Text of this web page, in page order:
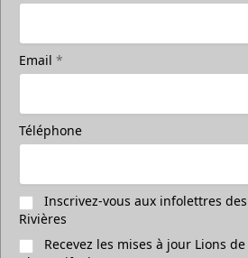
Email *
Téléphone
Inscrivez-vous aux infolettres
Rivières
Recevez les mises à jour Lions